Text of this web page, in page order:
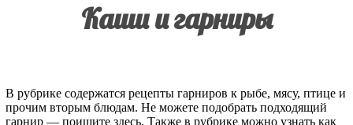
Каши и гарниры
В рубрике содержатся рецепты гарниров к рыбе, мясу, птице и
прочим вторым блюдам. Не можете подобрать подходящий
гарнир — поищите здесь. Также в рубрике можно узнать как